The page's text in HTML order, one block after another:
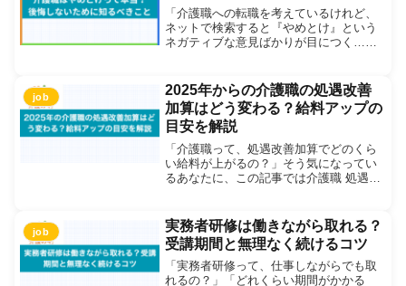
「介護職への転職を考えているけれど、
ネットで検索すると『やめとけ』という
ネガティブな意見ばかりが目につく…」
す。介護職は、高齢化が進む日本社会に
おいて、最も必要とされてい...
job
2025年からの介護職の処遇改善
加算はどう変わる？給料アップの
目安を解説
「介護職って、処遇改善加算でどのくら
い給料が上がるの？」そう気になってい
るあなたに、この記事では介護職 処遇改
す。職種別の目安額や給与への反映タイ
ミング、求人票での確...
job
実務者研修は働きながら取れる？
受講期間と無理なく続けるコツ
「実務者研修って、仕事しながらでも取
れるの？」「どれくらい期間がかかる